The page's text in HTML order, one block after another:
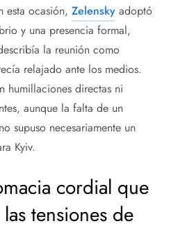
esta ocasión, Zelensky adoptó
y una presencia formal,
la reunión como
relajado ante los medios.
humillaciones directas ni
aunque la falta de un
supuso necesariamente un
Kyiv.
cordial que
tensiones de